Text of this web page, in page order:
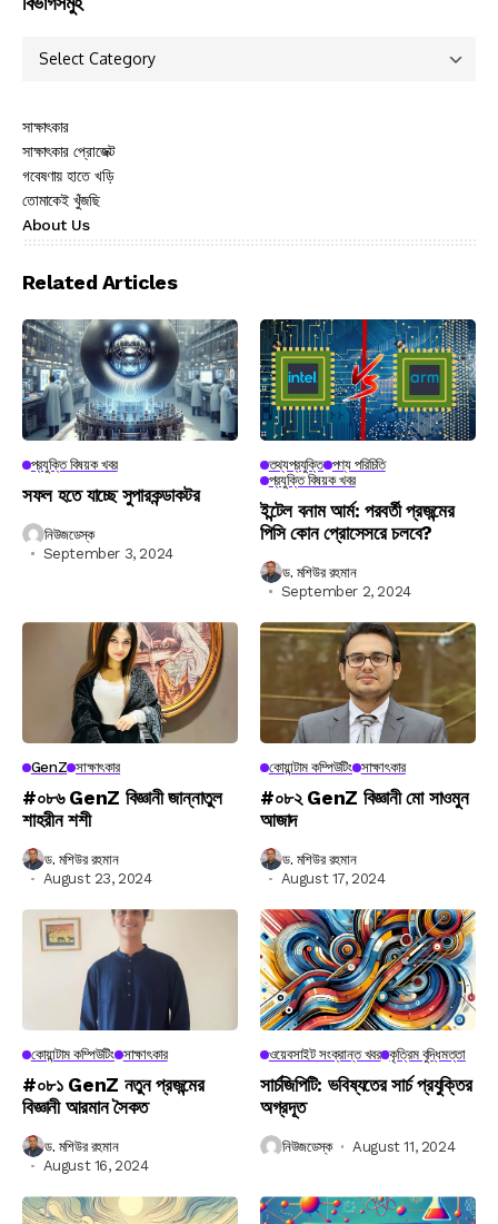
সাক্ষাৎকার
সাক্ষাৎকার প্রোজেক্ট
গবেষণায় হাতে খড়ি
তোমাকেই খুঁজছি
About Us
Related Articles
প্রযুক্তি বিষয়ক খবর
সফল হতে যাচ্ছে সুপারকন্ডাকটর
নিউজডেস্ক
September 3, 2024
তথ্যপ্রযুক্তি পণ্য পরিচিতি
প্রযুক্তি বিষয়ক খবর
ইন্টেল বনাম আর্ম: পরবর্তী প্রজন্মের
পিসি কোন প্রোসেসরে চলবে?
ড. মশিউর রহমান
September 2, 2024
GenZ সাক্ষাৎকার
#০৮৬ GenZ বিজ্ঞানী জান্নাতুল
শাহরীন শশী
ড. মশিউর রহমান
August 23, 2024
কোয়ান্টাম কম্পিউটিং সাক্ষাৎকার
#০৮২ GenZ বিজ্ঞানী মো সাওমুন
আজাদ
ড. মশিউর রহমান
August 17, 2024
কোয়ান্টাম কম্পিউটিং সাক্ষাৎকার
#০৮১ GenZ নতুন প্রজন্মের
বিজ্ঞানী আরমান সৈকত
ড. মশিউর রহমান
August 16, 2024
ওয়েবসাইট সংক্রান্ত খবর কৃত্রিম বুদ্ধিমত্তা
সার্চজিপিটি: ভবিষ্যতের সার্চ প্রযুক্তির
অগ্রদূত
নিউজডেস্ক August 11, 2024